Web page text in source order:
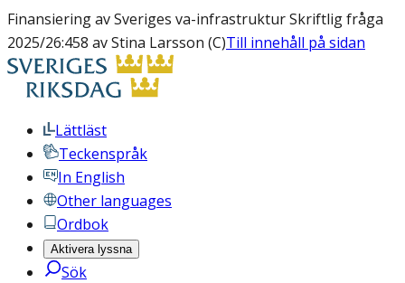
Finansiering av Sveriges va-infrastruktur Skriftlig fråga
2025/26:458 av Stina Larsson (C)Till innehåll på sidan
Lättläst
Teckenspråk
In English
Other languages
Ordbok
Aktivera lyssna
Sök